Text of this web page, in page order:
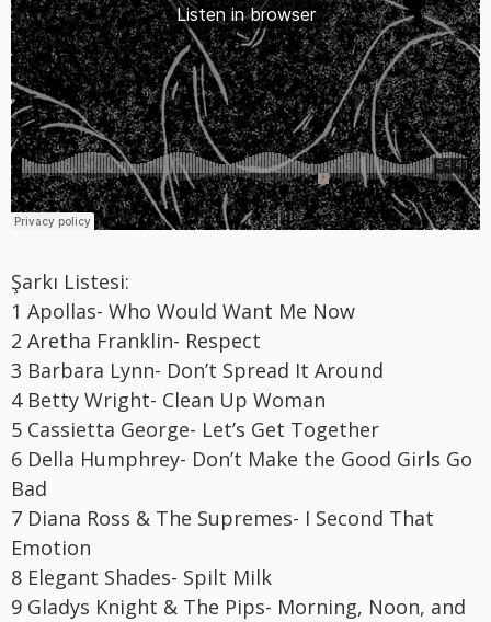
Şarkı Listesi:
1 Apollas- Who Would Want Me Now
2 Aretha Franklin- Respect
3 Barbara Lynn- Don’t Spread It Around
4 Betty Wright- Clean Up Woman
5 Cassietta George- Let’s Get Together
6 Della Humphrey- Don’t Make the Good Girls Go
Bad
7 Diana Ross & The Supremes- I Second That
Emotion
8 Elegant Shades- Spilt Milk
9 Gladys Knight & The Pips- Morning, Noon, and